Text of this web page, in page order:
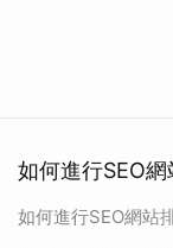
如何進行SEO
如何進行SEO網站